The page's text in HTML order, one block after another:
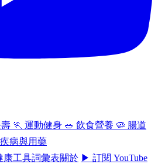
🏃 運動健身 🥗 飲食營養 🦠 腸道
疾病與用藥
康工具詞彙表關於 ▶ 訂閱 YouTube